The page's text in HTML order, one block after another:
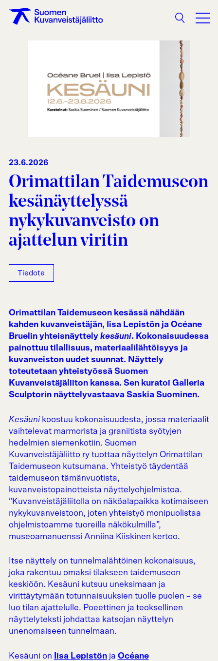
Haku
23.6.2026
Orimattilan Taidemuseon
kesänäyttelyssä
nykykuvanveisto on
ajattelun viritin
Tiedote
Orimattilan Taidemuseon kesässä nähdään
kahden kuvanveistäjän, Iisa Lepistön ja Océane
Bruelin yhteisnäyttely kesäuni. Kokonaisuudessa
painottuu tilallisuus, materiaalilähtöisyys ja
kuvanveiston uudet suunnat. Näyttely
toteutetaan yhteistyössä Suomen
Kuvanveistäjäliiton kanssa. Sen kuratoi Galleria
Sculptorin näyttelyvastaava Saskia Suominen.
Kesäunikoostuu kokonaisuudesta, jossa materiaalit
vaihtelevat marmorista ja graniitista syötyjen
hedelmien siemenkotiin. Suomen
Kuvanveistäjäliitto ry tuottaa näyttelyn Orimattilan
Taidemuseon kutsumana. Yhteistyö täydentää
taidemuseon tämänvuotista,
kuvanveistopainotteista näyttelyohjelmistoa.
”Kuvanveistäjäliitolla on näköalapaikka kotimaiseen
nykykuvanveistoon, joten yhteistyö monipuolistaa
ohjelmistoamme tuoreilla näkökulmilla”,
museoamanuenssi Anniina Kiiskinen kertoo.
Itse näyttely on tunnelmalähtöinen kokonaisuus,
joka rakentuu omaksi tilakseen taidemuseon
keskiöön. Kesäuni kutsuu uneksimaan ja
virittäytymään totunnaisuuksien tuolle puolen – se
luo tilan ajattelulle. Poeettinen ja teoksellinen
näyttelyteksti johdattaa katsojan näyttelyn
unenomaiseen tunnelmaan.
Kesäuni on Iisa Lepistönja Océane